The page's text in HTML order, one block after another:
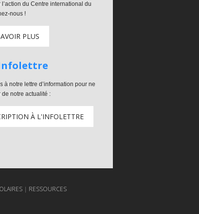
l’action du Centre international du
nous !
PLUS
à notre lettre d’information pour ne
notre actualité :
À L'INFOLETTRE
RESSOURCES